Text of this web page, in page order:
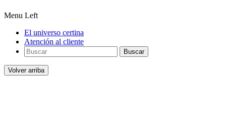
Menu Left
El universo certina
Atención al cliente
Buscar
Volver arriba